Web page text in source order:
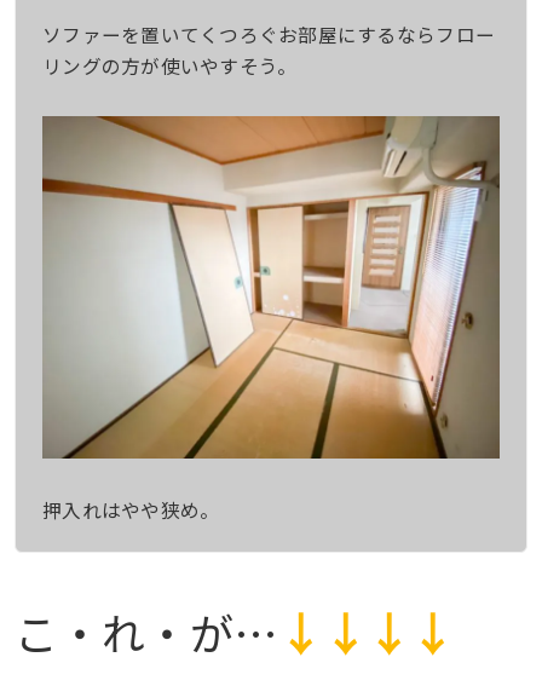
ソファーを置いてくつろぐお部屋にするならフロー
リングの方が使いやすそう。
押入れはやや狭め。
こ・れ・が… ↓↓↓↓